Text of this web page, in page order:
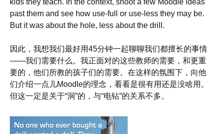
kids they teach. In the context, shoot a few Moodle ideas
past them and see how use-full or use-less they may be.
But it was about the hole, less about the drill.
因此，我想我们最好用45分钟一起聊聊我们都擅长的事情
——我们需要什么。我正面对的这些教师的需要，和更重
要的，他们所教的孩子们的需要。在这样的氛围下，向他
们介绍一点儿Moodle的理念，看看是很有用还是没啥用。
但这一定是关于“洞”的，与“电钻”的关系不多。